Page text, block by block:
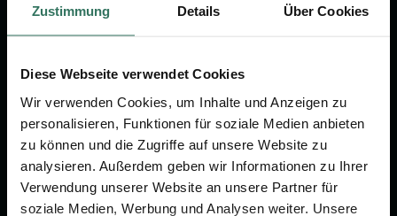
Zustimmung Details Über Cookies
Diese Webseite verwendet Cookies
Wir verwenden Cookies, um Inhalte und Anzeigen zu
personalisieren, Funktionen für soziale Medien anbieten
zu können und die Zugriffe auf unsere Website zu
analysieren. Außerdem geben wir Informationen zu Ihrer
Verwendung unserer Website an unsere Partner für
soziale Medien, Werbung und Analysen weiter. Unsere
Vorsorge.
Jetzt beraten lassen
FÜR SIE
Vergleich
Ratgeber
FÜR BESTATTER
Online-Portal
Kostenlos registrieren